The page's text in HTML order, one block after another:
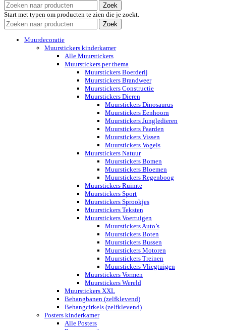
Zoek
Start met typen om producten te zien die je zoekt.
Zoek
Muurdecoratie
Muurstickers kinderkamer
Alle Muurstickers
Muurstickers per thema
Muurstickers Boerderij
Muurstickers Brandweer
Muurstickers Constructie
Muurstickers Dieren
Muurstickers Dinosaurus
Muurstickers Eenhoorn
Muurstickers Jungledieren
Muurstickers Paarden
Muurstickers Vissen
Muurstickers Vogels
Muurstickers Natuur
Muurstickers Bomen
Muurstickers Bloemen
Muurstickers Regenboog
Muurstickers Ruimte
Muurstickers Sport
Muurstickers Sprookjes
Muurstickers Teksten
Muurstickers Voertuigen
Muurstickers Auto’s
Muurstickers Boten
Muurstickers Bussen
Muurstickers Motoren
Muurstickers Treinen
Muurstickers Vliegtuigen
Muurstickers Vormen
Muurstickers Wereld
Muurstickers XXL
Behangbanen (zelfklevend)
Behangcirkels (zelfklevend)
Posters kinderkamer
Alle Posters